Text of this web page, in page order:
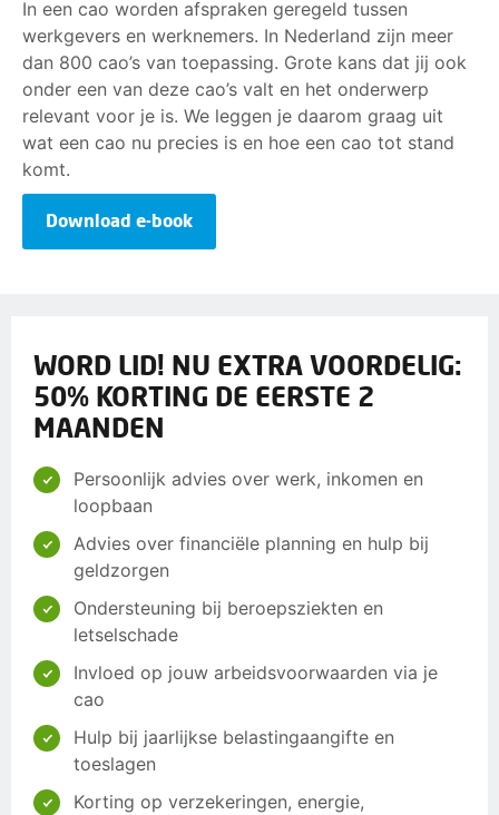
In een cao worden afspraken geregeld tussen
werkgevers en werknemers. In Nederland zijn meer
dan 800 cao’s van toepassing. Grote kans dat jij ook
onder een van deze cao’s valt en het onderwerp
relevant voor je is. We leggen je daarom graag uit
wat een cao nu precies is en hoe een cao tot stand
komt.
Download e-book
WORD LID! NU EXTRA VOORDELIG:
50% KORTING DE EERSTE 2
MAANDEN
Persoonlijk advies over werk, inkomen en
loopbaan
Advies over financiële planning en hulp bij
geldzorgen
Ondersteuning bij beroepsziekten en
letselschade
Invloed op jouw arbeidsvoorwaarden via je
cao
Hulp bij jaarlijkse belastingaangifte en
toeslagen
Korting op verzekeringen, energie,